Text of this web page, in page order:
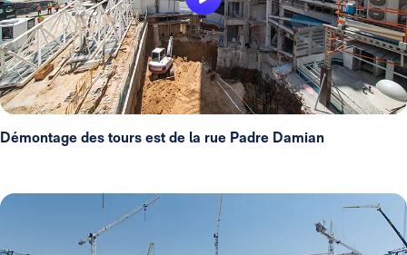
Démontage des tours est de la rue Padre Damian